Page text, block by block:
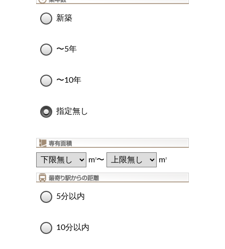
新築
〜5年
〜10年
指定無し
m2〜 m2
5分以内
10分以内